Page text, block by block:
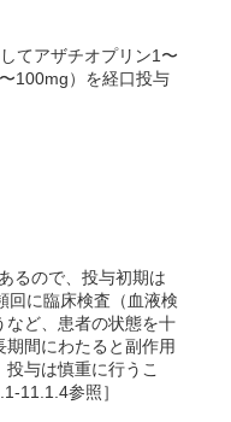
てアザチオプリン1〜
100mg）を経口投与
るので、投与初期は
回に臨床検査（血液検
など、患者の状態を十
間にわたると副作用
与は慎重に行うこ
11.1.4参照］